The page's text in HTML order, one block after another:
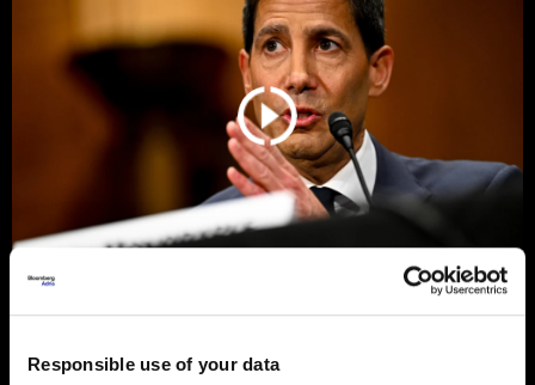
Responsible use of your data
намали каматите - пазарот го чека